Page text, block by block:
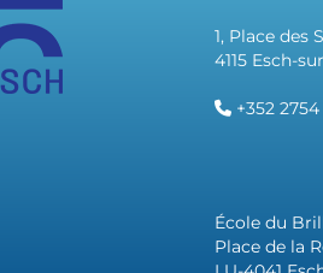
1, Place des
4115 Esch-
+352
École du
Place de la